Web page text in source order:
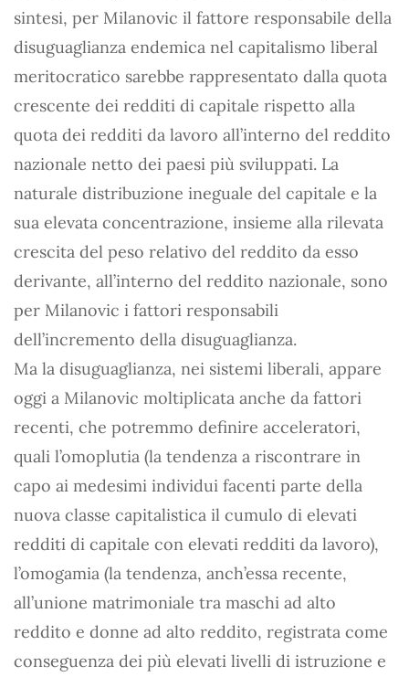
sintesi, per Milanovic il fattore responsabile della
disuguaglianza endemica nel capitalismo liberal
meritocratico sarebbe rappresentato dalla quota
crescente dei redditi di capitale rispetto alla
quota dei redditi da lavoro all’interno del reddito
nazionale netto dei paesi più sviluppati. La
naturale distribuzione ineguale del capitale e la
sua elevata concentrazione, insieme alla rilevata
crescita del peso relativo del reddito da esso
derivante, all’interno del reddito nazionale, sono
per Milanovic i fattori responsabili
dell’incremento della disuguaglianza.
Ma la disuguaglianza, nei sistemi liberali, appare
oggi a Milanovic moltiplicata anche da fattori
recenti, che potremmo definire acceleratori,
quali l’omoplutia (la tendenza a riscontrare in
capo ai medesimi individui facenti parte della
nuova classe capitalistica il cumulo di elevati
redditi di capitale con elevati redditi da lavoro),
l’omogamia (la tendenza, anch’essa recente,
all’unione matrimoniale tra maschi ad alto
reddito e donne ad alto reddito, registrata come
conseguenza dei più elevati livelli di istruzione e